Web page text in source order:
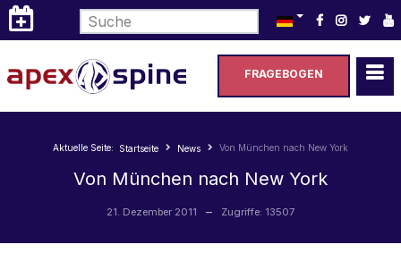
Sprache auswählen
FRAGEBOGEN
Aktuelle Seite: Startseite News Von München nach New York
Von München nach New York
21. Dezember 2011 Zugriffe: 13507